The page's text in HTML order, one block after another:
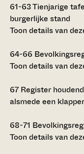
61-63Tienjarige
burgerlijke stand
Toon details van
64-66
Toon details van
67 Register
alsmede een
68-71
Toon details van